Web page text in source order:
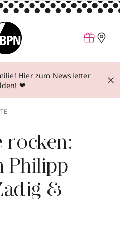
Hier zum Newsletter
❤
rocken:
Philipp
&